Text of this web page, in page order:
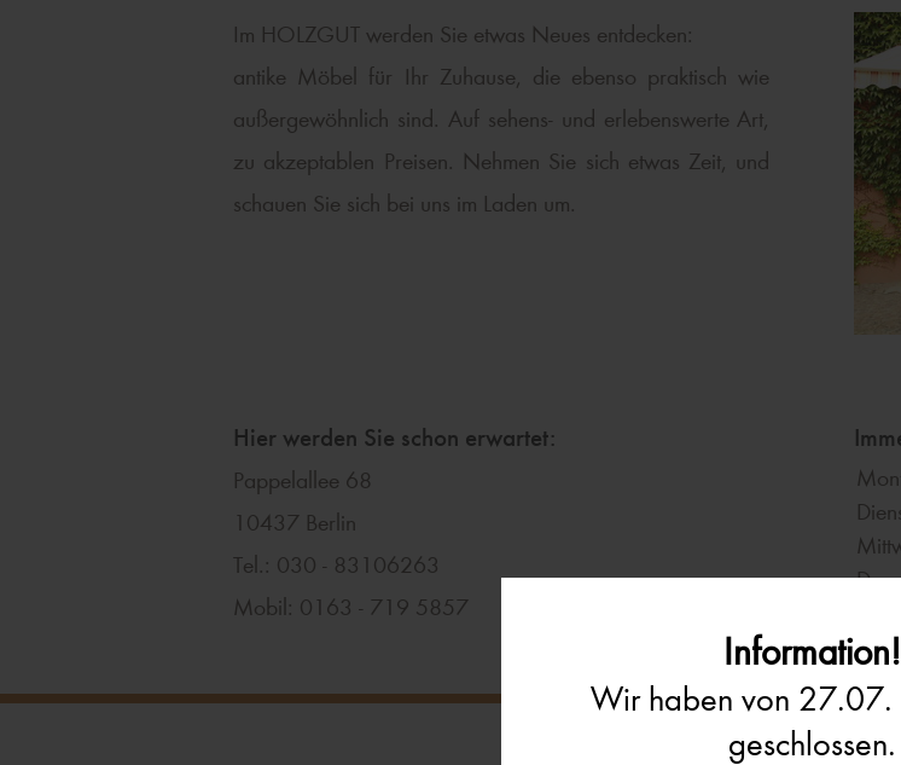
Information!
Wir haben von
geschlossen.
Im HOLZGUT werden Sie etwas Neues entdecken:
antike Möbel für Ihr Zuhause, die ebenso praktisch wie
außergewöhnlich sind. Auf sehens- und erlebenswerte Art,
zu akzeptablen Preisen. Nehmen Sie sich etwas Zeit, und
schauen Sie sich bei uns im Laden um.
Hier werden Sie schon erwartet:
Pappelallee 68
10437 Berlin
Tel.: 030 - 83106263
Mobil: 0163 - 719 5857